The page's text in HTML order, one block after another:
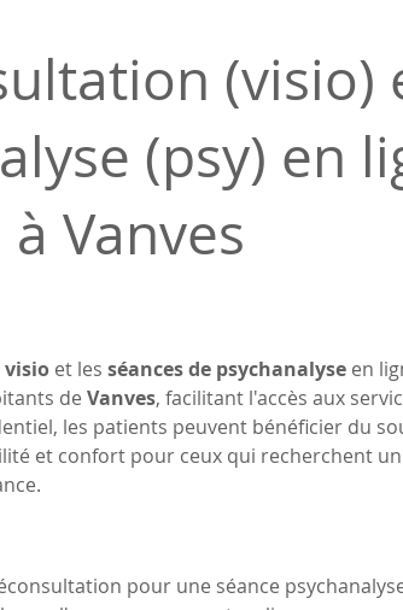
(visio)
(psy) en
Vanves
et les séances de psychanalyse en
de Vanves, facilitant l'accès aux
les patients peuvent bénéficier du
et confort pour ceux qui recherchent
pour une séance